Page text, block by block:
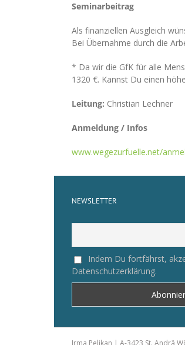
Seminarbeitrag
Als finanziellen Ausgleich
Bei Übernahme durch die
* Da wir die GfK für alle
1320 €. Kannst Du einen
Leitung: Christian Lechner
Anmeldung / Infos
www.wegezurfuelle.net/
NEWSLETTER
Indem Du fortfährst,
Datenschutzerklärung.
Irma Pelikan | A-3423 St. Andrä